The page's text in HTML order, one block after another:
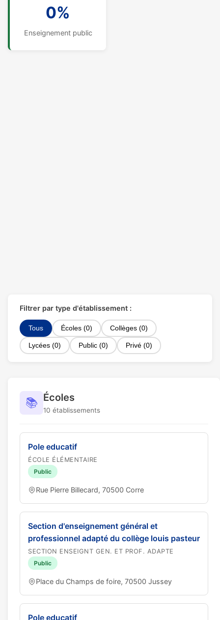
0%
Enseignement public
Filtrer par type d'établissement :
Tous Écoles (0) Collèges (0)
Lycées (0) Public (0) Privé (0)
📚 Écoles
10 établissements
Pole educatif
ÉCOLE ÉLÉMENTAIRE
Public
Rue Pierre Billecard, 70500 Corre
Section d'enseignement général et
professionnel adapté du collège louis pasteur
SECTION ENSEIGNT GEN. ET PROF. ADAPTE
Public
Place du Champs de foire, 70500 Jussey
Pole educatif